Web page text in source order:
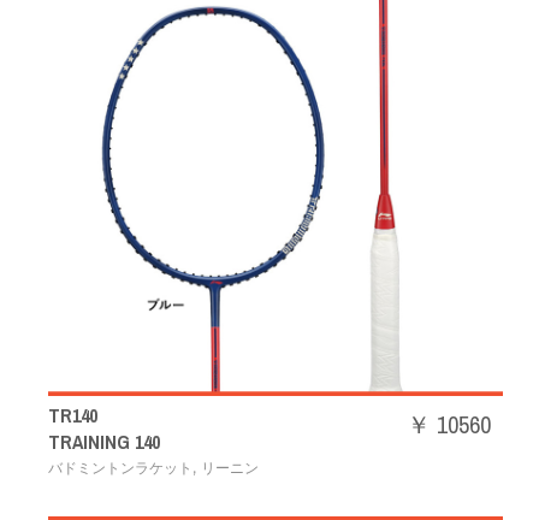
TR140
TRAINING 140
バドミントンラケット , リーニン
￥ 10560